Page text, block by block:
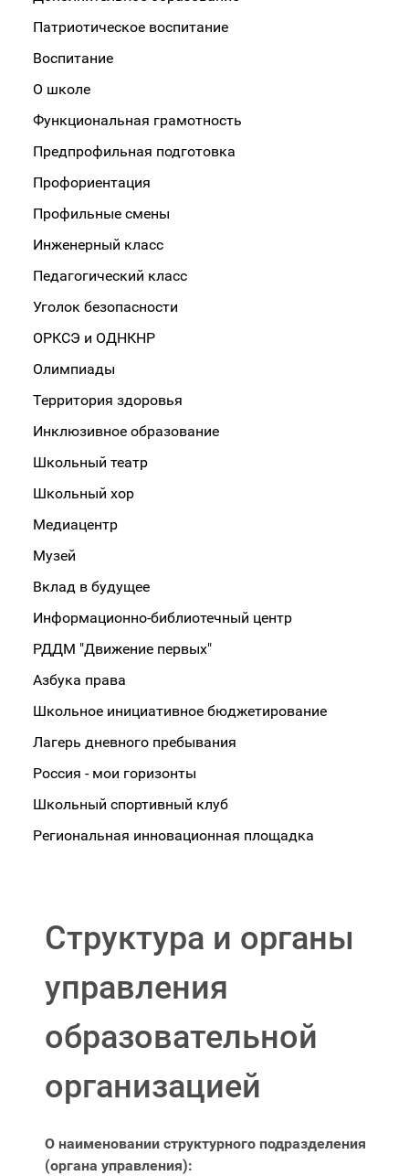
Патриотическое воспитание
Воспитание
О школе
Функциональная грамотность
Предпрофильная подготовка
Профориентация
Профильные смены
Инженерный класс
Педагогический класс
Уголок безопасности
ОРКСЭ и ОДНКНР
Олимпиады
Территория здоровья
Инклюзивное образование
Школьный театр
Школьный хор
Медиацентр
Музей
Вклад в будущее
Информационно-библиотечный центр
РДДМ "Движение первых"
Азбука права
Школьное инициативное бюджетирование
Лагерь дневного пребывания
Россия - мои горизонты
Школьный спортивный клуб
Региональная инновационная площадка
Структура и органы
управления
образовательной
организацией
О наименовании структурного подразделения
(органа управления):